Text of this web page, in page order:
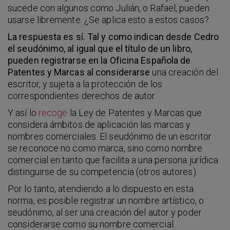
sucede con algunos como Julián, o Rafael, pueden
usarse libremente. ¿Se aplica esto a estos casos?
La respuesta es sí. Tal y como indican desde Cedro
el seudónimo, al igual que el título de un libro,
pueden registrarse en la Oficina Española de
Patentes y Marcas al considerarse una creación del
escritor, y sujeta a la protección de los
correspondientes derechos de autor.
Y así lo recoge la Ley de Patentes y Marcas que
considera ámbitos de aplicación las marcas y
nombres comerciales. El seudónimo de un escritor
se reconoce no como marca, sino como nombre
comercial en tanto que facilita a una persona jurídica
distinguirse de su competencia (otros autores).
Por lo tanto, atendiendo a lo dispuesto en esta
norma, es posible registrar un nombre artístico, o
seudónimo, al ser una creación del autor y poder
considerarse como su nombre comercial.